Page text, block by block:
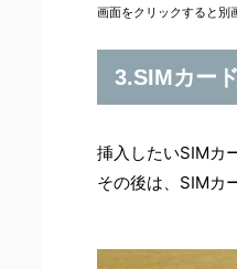
画面をクリックすると別
3.SIMカー
挿入したいSIMカ
その後は、SIMカ